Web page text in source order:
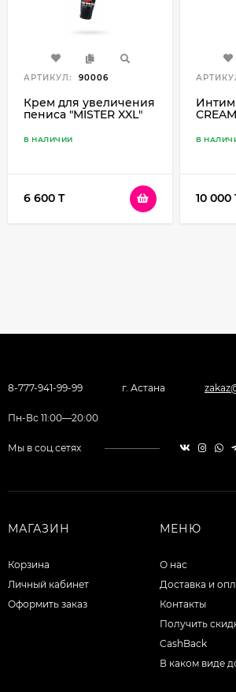
АРТИКУЛ: 90006
Крем для увеличения
пениса "MISTER XXL"
В НАЛИЧИИ
6 600 T
В
10 000
8-777-941-99-99 г. Астана
Пн-Вс 11:00—20:00
Мы в соц.сетях
МАГАЗИН
Корзина
Личный кабинет
Оформить заказ
МЕНЮ
О нас
Доставка и
Контакты
Получить
CashBack
В каком виде